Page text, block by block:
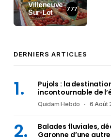
Villeneuve-
Sur-Lot
777
DERNIERS ARTICLES
Pujols : la
incontournable de
Quidam Hebdo 6 Août
Balades fluviales,
Garonne d’une